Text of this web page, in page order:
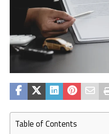
Table of Contents